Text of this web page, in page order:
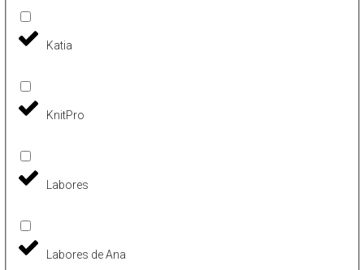
Katia
KnitPro
Labores
Labores de Ana